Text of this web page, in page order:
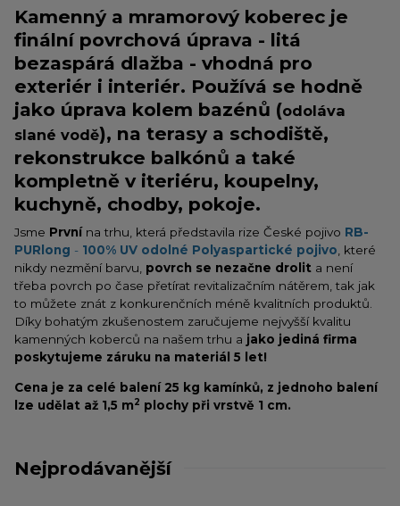
Kamenný a mramorový koberec je
finální povrchová úprava - litá
bezaspárá dlažba - vhodná pro
exteriér i interiér. Používá se hodně
jako úprava kolem bazénů (odoláva
slané vodě), na terasy a schodiště,
rekonstrukce balkónů a také
kompletně v iteriéru, koupelny,
kuchyně, chodby, pokoje.
Jsme Prvnína trhu, která představila rize České pojivo RB-
PURlong - 100% UV odolné Polyaspartické pojivo, které
nikdy nezmění barvu, povrch se nezačne drolit a není
třeba povrch po čase přetírat revitalizačním nátěrem, tak jak
to můžete znát z konkurenčních méně kvalitních produktů.
Díky bohatým zkušenostem zaručujeme nejvyšší kvalitu
kamenných koberců na našem trhu a jako jediná firma
poskytujeme záruku na materiál 5 let!
Cena je za celé balení 25 kg kamínků, z jednoho balení
lze udělat až 1,5 m2 plochy při vrstvě 1 cm.
Nejprodávanější